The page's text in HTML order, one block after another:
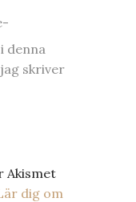
denna
skriver
Akismet
dig om